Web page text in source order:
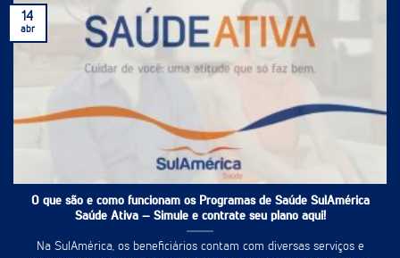
O que são e como funcionam os Programas de Saúde SulAmérica
Saúde Ativa – Simule e contrate seu plano aqui!
Na SulAmérica, os beneficiários contam com diversas serviços e
14
abr